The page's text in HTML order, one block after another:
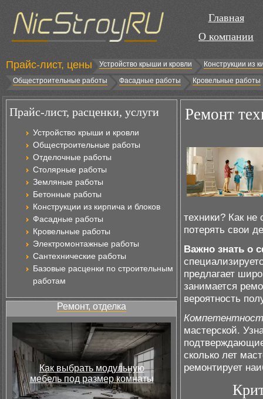
Главная
О компании
Прайс-лист, цены Устройство крыши и кровли
Конструкции из
Общестроительные работы
Фасадные работы Кровельные работы
Прайс-лист, расценки, услуги
Устройство крыши и кровли
Общестроительные работы
Отделочные работы
Столярные работы
Земляные работы
Бетонные работы
Конструкции из кирпича и блоков
Фасадные работы
Кровельные работы
Электромонтажные работы
Сантехнические работы
Базовые расценки по строительным
работам
Ремонт, отделка
Как выбрать модульную
мебель под размер комнаты
Ремонт
техники? Как не
потерять свои
Важно знать о
предлагает
занимается
вероятность
мастерской.
сколько лет
ремонтирует